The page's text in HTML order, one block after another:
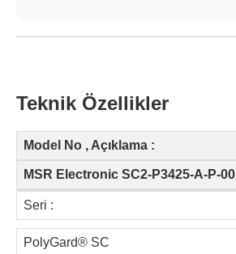
Teknik Özellikler
Model No , Açıklama :
MSR Electronic SC2-P3425-A-P-00
Seri :
PolyGard® SC